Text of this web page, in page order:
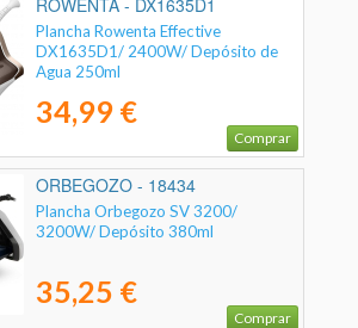
Plancha Rowenta Effective
DX1635D1/ 2400W/ Depósito de
Agua 250ml
34,99 €
Comprar
ORBEGOZO - 18434
Plancha Orbegozo SV 3200/
3200W/ Depósito 380ml
35,25 €
Comprar